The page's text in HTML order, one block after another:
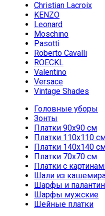
Christian Lacroix
KENZO
Leonard
Moschino
Pasotti
Roberto Cavalli
ROECKL
Valentino
Versace
Vintage Shades
Головные уборы
Зонты
Платки 90х90 см
Платки 110х110
Платки 140х140
Платки 70х70 см
Платки с
Шали из
Шарфы и
Шарфы мужские
Шейные платки